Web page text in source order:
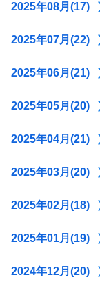
2025年08月(17)
2025年07月(22)
2025年06月(21)
2025年05月(20)
2025年04月(21)
2025年03月(20)
2025年02月(18)
2025年01月(19)
2024年12月(20)